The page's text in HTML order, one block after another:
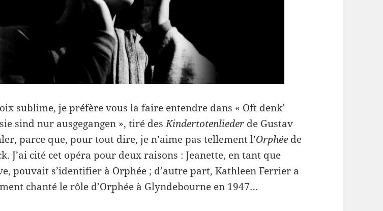
sublime, je préfère vous la faire entendre dans « Oft denk’
sind nur ausgegangen », tiré desKindertotenlieder de Gustav
parce que, pour tout dire, je n’aime pas tellement l’Orphée de
J’ai cité cet opéra pour deux raisons : Jeanette, en tant que
pouvait s’identifier à Orphée ; d’autre part, Kathleen Ferrier a
chanté le rôle d’Orphée à Glyndebourne en 1947…